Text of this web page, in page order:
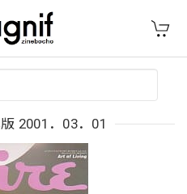
2001．03．01